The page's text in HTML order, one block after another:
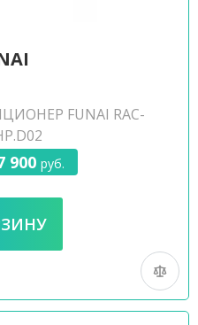
FUNAI RAC-
900 руб.